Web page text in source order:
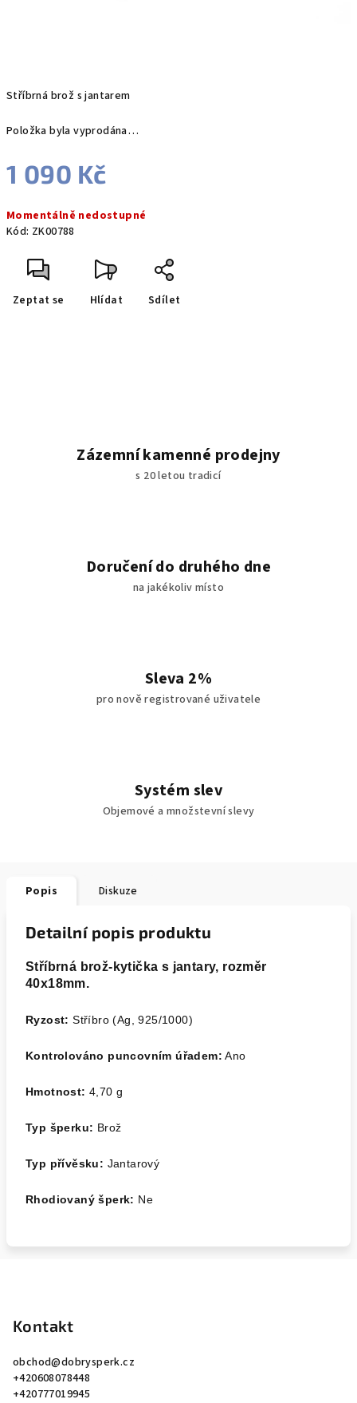
Stříbrná brož s jantarem
Položka byla vyprodána…
1 090 Kč
cena:
Momentálně nedostupné
Kód: ZK00788
Zeptat se Hlídat Sdílet
Zázemní kamenné prodejny
s 20 letou tradicí
Doručení do druhého dne
na jakékoliv místo
Sleva 2%
pro nově registrované uživatele
Systém slev
Objemové a množstevní slevy
Popis Diskuze
Detailní popis produktu
Stříbrná brož-kytička s jantary, rozměr
40x18mm.
Ryzost:Stříbro (Ag, 925/1000)
Kontrolováno puncovním úřadem: Ano
Hmotnost: 4,70 g
Typ šperku: Brož
Typ přívěsku: Jantarový
Rhodiovaný šperk: Ne
Kontakt
obchod@dobrysperk.cz
+420608078448
+420777019945